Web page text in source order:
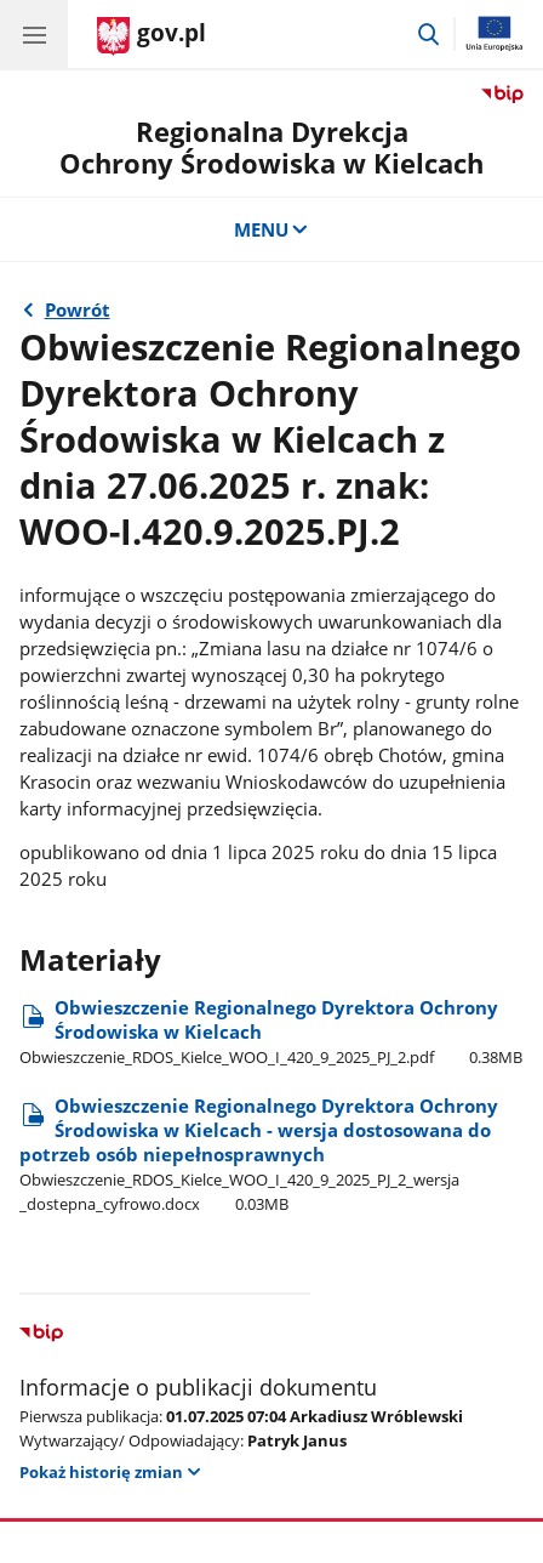
gov.pl
przejdź
Regionalna Dyrekcja
Ochrony Środowiska w Kielcach
MENU
Powrót
Obwieszczenie Regionalnego
Dyrektora Ochrony
Środowiska w Kielcach z
dnia 27.06.2025 r. znak:
WOO-I.420.9.2025.PJ.2
informujące o wszczęciu postępowania zmierzającego do
wydania decyzji o środowiskowych uwarunkowaniach dla
przedsięwzięcia pn.: „Zmiana lasu na działce nr 1074/6 o
powierzchni zwartej wynoszącej 0,30 ha pokrytego
roślinnością leśną - drzewami na użytek rolny - grunty rolne
zabudowane oznaczone symbolem Br”, planowanego do
realizacji na działce nr ewid. 1074/6 obręb Chotów, gmina
Krasocin oraz wezwaniu Wnioskodawców do uzupełnienia
karty informacyjnej przedsięwzięcia.
opublikowano od dnia 1 lipca 2025 roku do dnia 15 lipca
2025 roku
Materiały
Obwieszczenie Regionalnego Dyrektora Ochrony
Środowiska w Kielcach
Obwieszczenie​_RDOS​_Kielce​_WOO​_I​_420​_9​_2025​_PJ​_2.pdf 0.38MB
Obwieszczenie Regionalnego Dyrektora Ochrony
Środowiska w Kielcach - wersja dostosowana do
potrzeb osób niepełnosprawnych
Obwieszczenie​_RDOS​_Kielce​_WOO​_I​_420​_9​_2025​_PJ​_2​_wersja​
_dostepna​_cyfrowo.docx
0.03MB
Informacje o publikacji dokumentu
Pierwsza publikacja:01.07.2025 07:04 Arkadiusz Wróblewski
Wytwarzający/ Odpowiadający: Patryk Janus
Pokaż historię zmian